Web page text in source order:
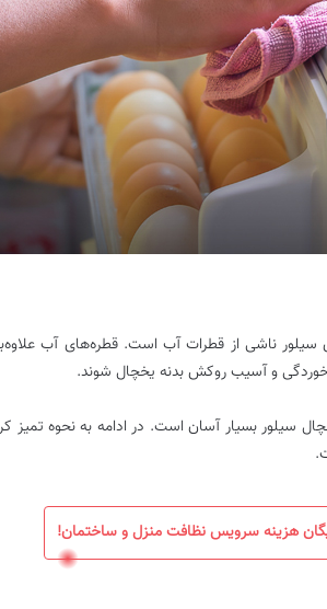
ناشی از قطرات آب است. قطره‌های آب
و آسیب‌ روکش بدنه یخچال شوند.
سیلور بسیار آسان است. در ادامه به نحوه
هزینه سرویس نظافت منزل و ساختمان!